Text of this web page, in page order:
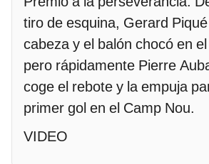
tiro de esquina, Gerard
cabeza y el balón chocó en
pero rápidamente Pierre
coge el rebote y la empuja
primer gol en el Camp Nou.
VIDEO